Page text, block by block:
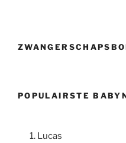
POPULAIRSTE
Lucas